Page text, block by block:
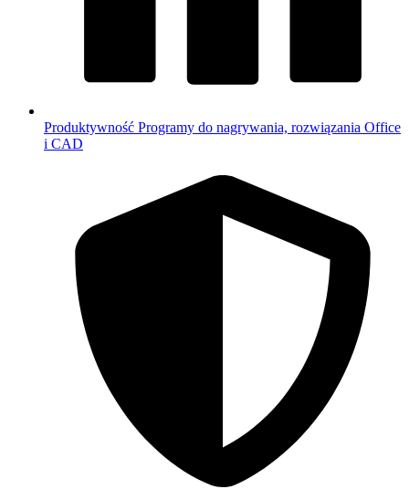
Produktywność Programy do nagrywania, rozwiązania Office
i CAD